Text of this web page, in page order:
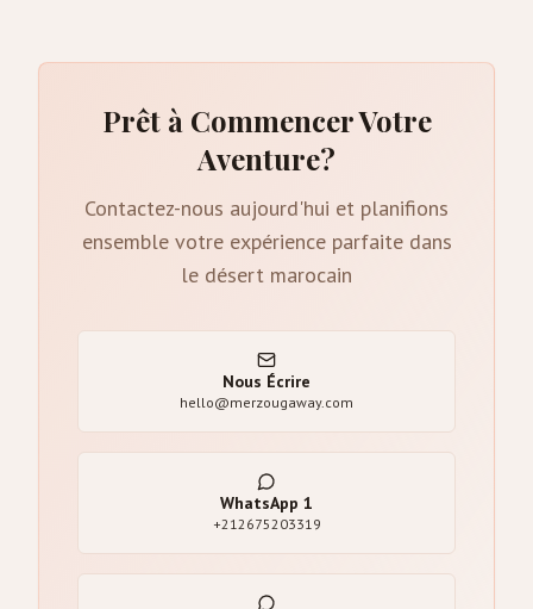
Prêt à Commencer Votre
Aventure?
Contactez-nous aujourd'hui et planifions
ensemble votre expérience parfaite dans
le désert marocain
Nous Écrire
hello@merzougaway.com
WhatsApp 1
+212675203319